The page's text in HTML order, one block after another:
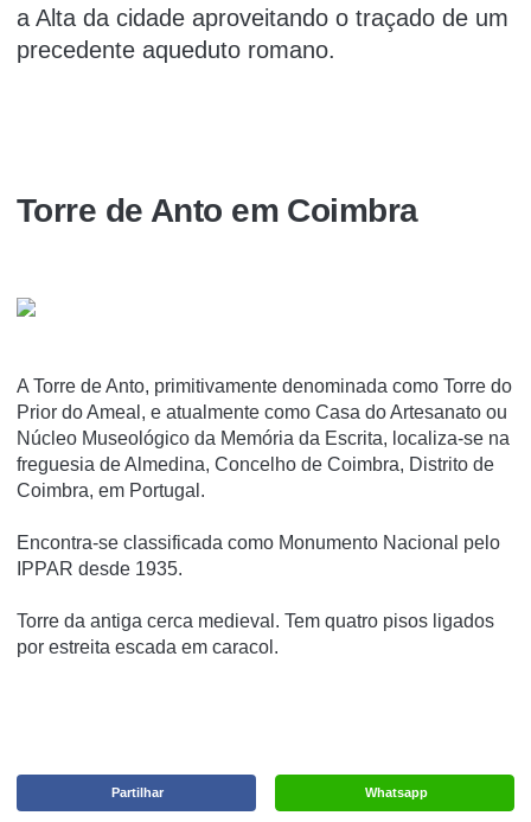
a Alta da cidade aproveitando o traçado de um
precedente aqueduto romano.
Torre de Anto em Coimbra
A Torre de Anto, primitivamente denominada como Torre do
Prior do Ameal, e atualmente como Casa do Artesanato ou
Núcleo Museológico da Memória da Escrita, localiza-se na
freguesia de Almedina, Concelho de Coimbra, Distrito de
Coimbra, em Portugal.
Encontra-se classificada como Monumento Nacional pelo
IPPAR desde 1935.
Torre da antiga cerca medieval. Tem quatro pisos ligados
por estreita escada em caracol.
Whatsapp
Partilhar